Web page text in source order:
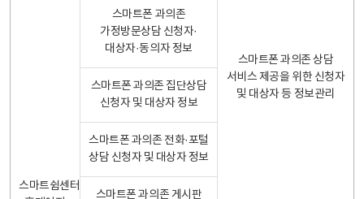
스마트쉼센터
스마트폰 과의존 상담
서비스 제공을 위한 신청자
및 대상자 등 정보관리
스마트폰 과의존
가정방문상담 신청자·
대상자·동의자 정보
스마트폰 과의존 집단상담
신청자 및 대상자 정보
스마트폰 과의존 전화·포털
상담 신청자 및 대상자 정보
스마트폰 과의존 게시판